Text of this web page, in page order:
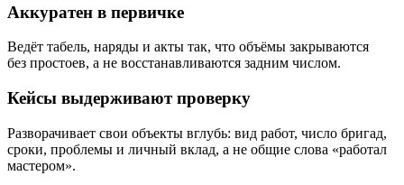
Аккуратен в первичке
Ведёт табель, наряды и акты так, что объёмы закрываются
без простоев, а не восстанавливаются задним числом.
Кейсы выдерживают проверку
Разворачивает свои объекты вглубь: вид работ, число бригад,
сроки, проблемы и личный вклад, а не общие слова «работал
мастером».